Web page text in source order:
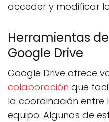
acceder y modificar
Herramientas
Google Drive
Google Drive ofrece
colaboración que
la coordinación entre
equipo. Algunas de